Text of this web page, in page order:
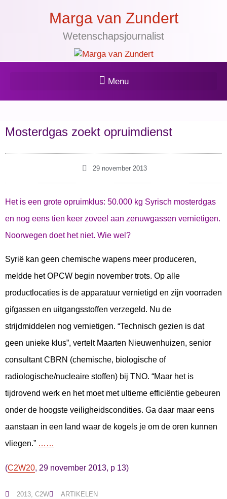
Marga van Zundert
Wetenschapsjournalist
Mosterdgas zoekt opruimdienst
29 november 2013
Het is een grote opruimklus: 50.000 kg Syrisch mosterdgas
en nog eens tien keer zoveel aan zenuwgassen vernietigen.
Noorwegen doet het niet. Wie wel?
Syrië kan geen chemische wapens meer produceren,
meldde het OPCW begin november trots. Op alle
productlocaties is de apparatuur vernietigd en zijn voorraden
gifgassen en uitgangsstoffen verzegeld. Nu de
strijdmiddelen nog vernietigen. “Technisch gezien is dat
geen unieke klus”, vertelt Maarten Nieuwenhuizen, senior
consultant CBRN (chemische, biologische of
radiologische/nucleaire stoffen) bij TNO. “Maar het is
tijdrovend werk en het moet met ultieme efficiëntie gebeuren
onder de hoogste veiligheidscondities. Ga daar maar eens
aanstaan in een land waar de kogels je om de oren kunnen
vliegen.” ……
(C2W20, 29 november 2013, p 13)
2013, C2W ARTIKELEN